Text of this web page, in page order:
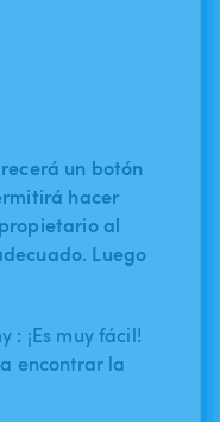
un botón
hacer
al
Luego
: ¡Es muy fácil!
encontrar la